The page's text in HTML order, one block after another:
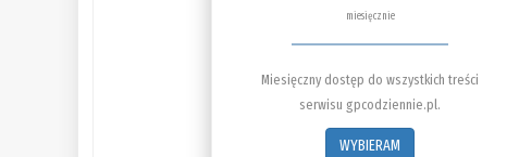
miesięcznie
Miesięczny dostęp do wszystkich treści
serwisu gpcodziennie.pl.
WYBIERAM